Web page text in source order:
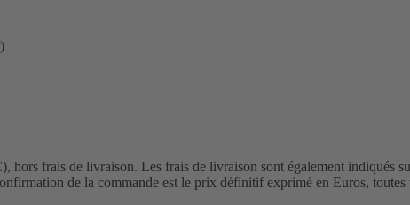
frais de livraison. Les frais de livraison sont également indiqués
de la commande est le prix définitif exprimé en Euros,